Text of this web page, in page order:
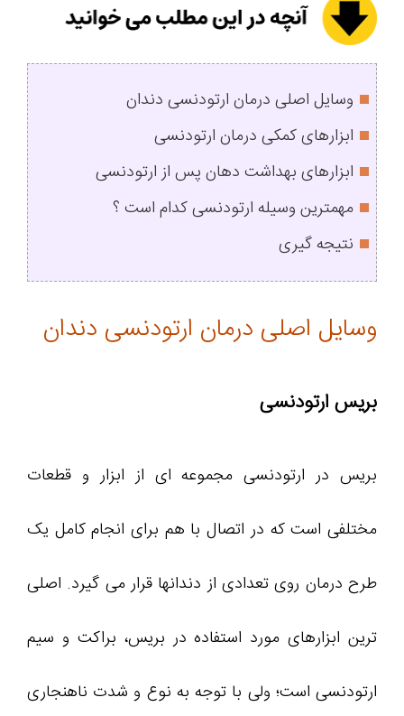
وسایل اصلی درمان ارتودنسی دندان
ابزارهای کمکی درمان ارتودنسی
ابزارهای بهداشت دهان پس از ارتودنسی
مهمترین وسیله ارتودنسی کدام است ؟
نتیجه گیری
وسایل اصلی درمان ارتودنسی دندان
بریس ارتودنسی
بریس در ارتودنسی مجموعه ای از ابزار و قطعات
مختلفی است که در اتصال با هم برای انجام کامل یک
طرح درمان روی تعدادی از دندانها قرار می گیرد. اصلی
ترین ابزارهای مورد استفاده در بریس، براکت و سیم
ارتودنسی است؛ ولی با توجه به نوع و شدت ناهنجاری